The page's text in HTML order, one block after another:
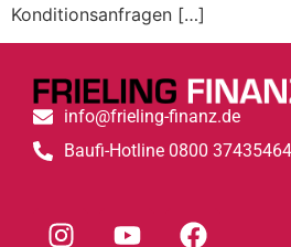
Konditionsanfragen […]
info@frieling-finanz.de
Baufi-Hotline 0800 37435464